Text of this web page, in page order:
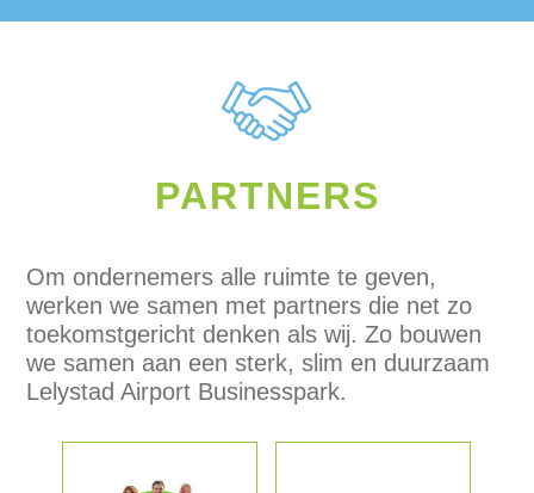
PARTNERS
Om ondernemers alle ruimte te geven,
werken we samen met partners die net zo
toekomstgericht denken als wij. Zo bouwen
we samen aan een sterk, slim en duurzaam
Lelystad Airport Businesspark.